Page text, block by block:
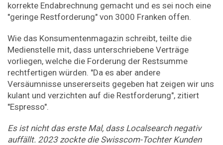
korrekte Endabrechnung gemacht und es sei noch eine
"geringe Restforderung" von 3000 Franken offen.
Wie das Konsumentenmagazin schreibt, teilte die
Medienstelle mit, dass unterschriebene Verträge
vorliegen, welche die Forderung der Restsumme
rechtfertigen würden. "Da es aber andere
Versäumnisse unsererseits gegeben hat zeigen wir uns
kulant und verzichten auf die Restforderung", zitiert
"Espresso".
Es ist nicht das erste Mal, dass Localsearch negativ
auffällt. 2023 zockte die Swisscom-Tochter Kunden